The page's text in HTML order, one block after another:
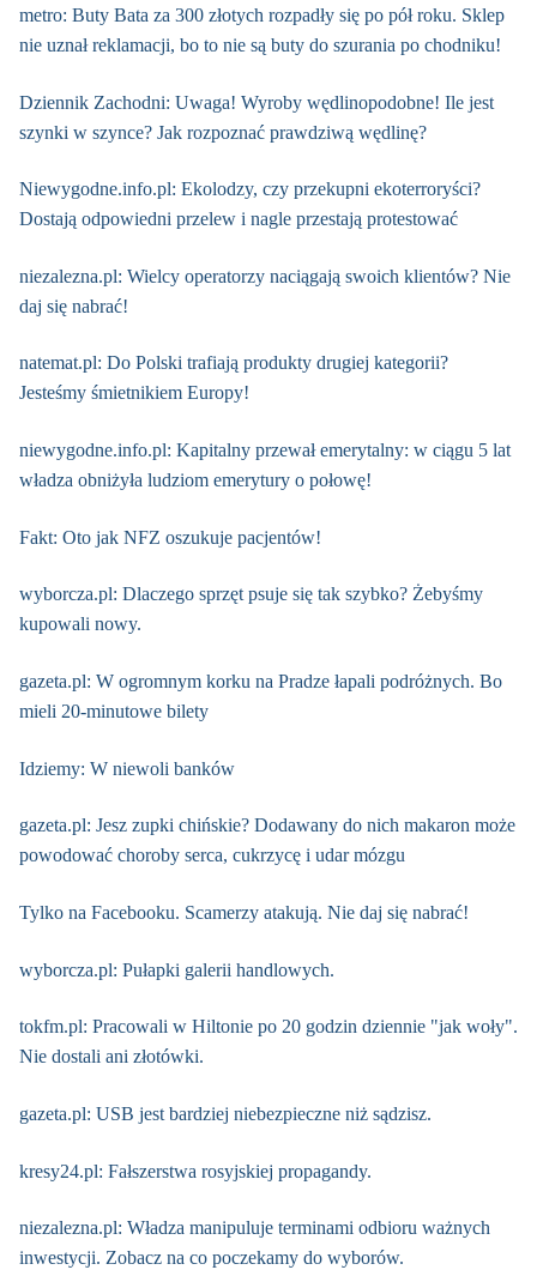
metro: Buty Bata za 300 złotych rozpadły się po pół roku. Sklep
nie uznał reklamacji, bo to nie są buty do szurania po chodniku!
Dziennik Zachodni: Uwaga! Wyroby wędlinopodobne! Ile jest
szynki w szynce? Jak rozpoznać prawdziwą wędlinę?
Niewygodne.info.pl: Ekolodzy, czy przekupni ekoterroryści?
Dostają odpowiedni przelew i nagle przestają protestować
niezalezna.pl: Wielcy operatorzy naciągają swoich klientów? Nie
daj się nabrać!
natemat.pl: Do Polski trafiają produkty drugiej kategorii?
Jesteśmy śmietnikiem Europy!
niewygodne.info.pl: Kapitalny przewał emerytalny: w ciągu 5 lat
władza obniżyła ludziom emerytury o połowę!
Fakt: Oto jak NFZ oszukuje pacjentów!
wyborcza.pl: Dlaczego sprzęt psuje się tak szybko? Żebyśmy
kupowali nowy.
gazeta.pl: W ogromnym korku na Pradze łapali podróżnych. Bo
mieli 20-minutowe bilety
Idziemy: W niewoli banków
gazeta.pl: Jesz zupki chińskie? Dodawany do nich makaron może
powodować choroby serca, cukrzycę i udar mózgu
Tylko na Facebooku. Scamerzy atakują. Nie daj się nabrać!
wyborcza.pl: Pułapki galerii handlowych.
tokfm.pl: Pracowali w Hiltonie po 20 godzin dziennie "jak woły".
Nie dostali ani złotówki.
gazeta.pl: USB jest bardziej niebezpieczne niż sądzisz.
kresy24.pl: Fałszerstwa rosyjskiej propagandy.
niezalezna.pl: Władza manipuluje terminami odbioru ważnych
inwestycji. Zobacz na co poczekamy do wyborów.